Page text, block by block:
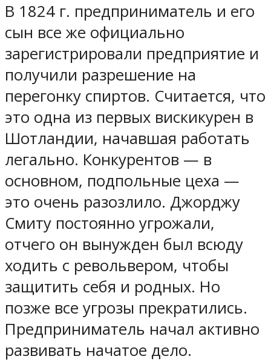
В 1824 г. предприниматель и его
сын все же официально
зарегистрировали предприятие и
получили разрешение на
перегонку спиртов. Считается, что
это одна из первых вискикурен в
Шотландии, начавшая работать
легально. Конкурентов — в
основном, подпольные цеха —
это очень разозлило. Джорджу
Смиту постоянно угрожали,
отчего он вынужден был всюду
ходить с револьвером, чтобы
защитить себя и родных. Но
позже все угрозы прекратились.
Предприниматель начал активно
развивать начатое дело.